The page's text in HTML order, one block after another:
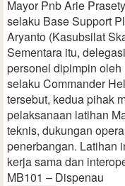
Mayor Pnb Arie
selaku Base Support
Aryanto (Kasubsilat
Sementara itu,
personel dipimpin
selaku Commander
tersebut, kedua pihak
pelaksanaan latihan
teknis, dukungan
penerbangan. Latihan
kerja sama dan
MB101 – Dispenau